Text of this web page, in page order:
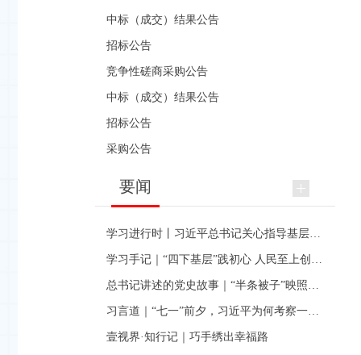
中标（成交）结果公告
招标公告
竞争性磋商采购公告
中标（成交）结果公告
招标公告
采购公告
要闻
壹视界·知行记｜巧手绣出幸福路